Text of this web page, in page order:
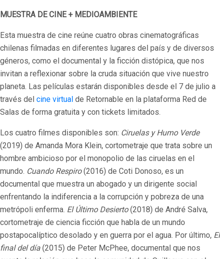
MUESTRA DE CINE + MEDIOAMBIENTE
Esta muestra de cine reúne cuatro obras cinematográficas
chilenas filmadas en diferentes lugares del país y de diversos
géneros, como el documental y la ficción distópica, que nos
invitan a reflexionar sobre la cruda situación que vive nuestro
planeta. Las películas estarán disponibles desde el 7 de julio a
través del cine virtual de Retornable en la plataforma Red de
Salas de forma gratuita y con tickets limitados.
Los cuatro filmes disponibles son: Ciruelas y Humo Verde
(2019) de Amanda Mora Klein, cortometraje que trata sobre un
hombre ambicioso por el monopolio de las ciruelas en el
mundo. Cuando Respiro(2016) de Coti Donoso, es un
documental que muestra un abogado y un dirigente social
enfrentando la indiferencia a la corrupción y pobreza de una
metrópoli enferma. El Último Desierto(2018) de André Salva,
cortometraje de ciencia ficción que habla de un mundo
postapocalíptico desolado y en guerra por el agua. Por último, El
final del día (2015) de Peter McPhee, documental que nos